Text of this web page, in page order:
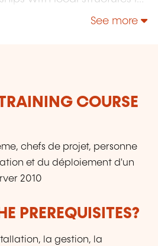
hundreds of topics: Java,
Constantly renewed, they
of our
evolution of technologies.
See more
COURSE
chefs de projet, personne
et du déploiement d'un
2010
PREREQUISITES?
la gestion, la